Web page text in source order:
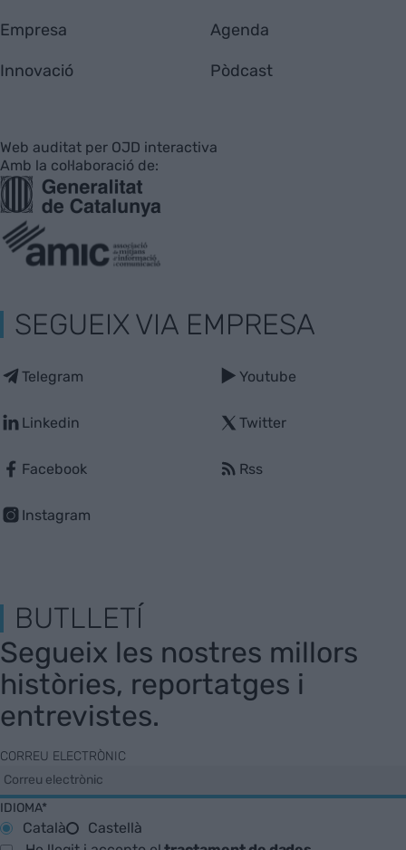
Empresa
Innovació
Agenda
Pòdcast
Web auditat per OJD interactiva
Amb la col·laboració de:
SEGUEIX VIA EMPRESA
Telegram
Linkedin
Facebook
Instagram
Youtube
Twitter
Rss
BUTLLETÍ
Segueix les nostres millors
històries, reportatges i
entrevistes.
CORREU ELECTRÒNIC
IDIOMA*
Català
Castellà